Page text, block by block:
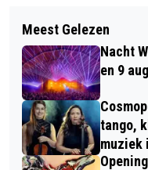
POLITIE START
VIJF JAAR
DOODSLAG
Meest Gelezen
Nacht
en 9
tango,
muziek